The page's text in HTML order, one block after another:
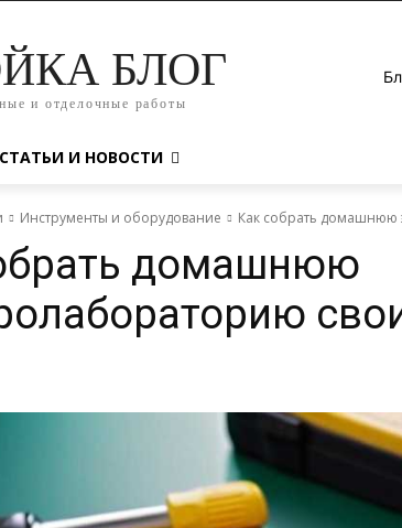
БЛОГ
и отделочные работы
СТАТЬИ И НОВОСТИ
Инструменты и оборудование Как собрать домашнюю
домашнюю